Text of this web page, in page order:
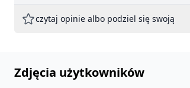
czytaj opinie albo podziel się swoją
Zdjęcia użytkowników